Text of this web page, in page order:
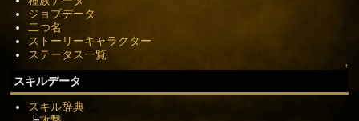
ジョブデータ
二つ名
ストーリーキャラクター
ステータス一覧
↑
スキルデータ
スキル辞典